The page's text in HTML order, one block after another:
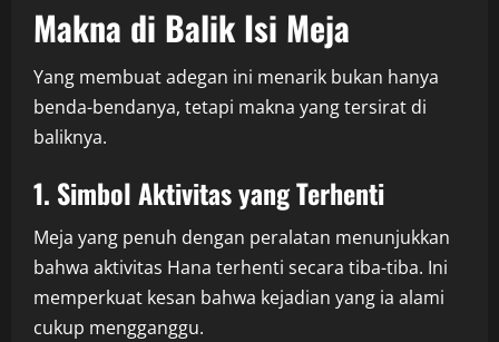
Makna di Balik Isi Meja
Yang membuat adegan ini menarik bukan hanya
benda-bendanya, tetapi makna yang tersirat di
baliknya.
1. Simbol Aktivitas yang Terhenti
Meja yang penuh dengan peralatan menunjukkan
bahwa aktivitas Hana terhenti secara tiba-tiba. Ini
memperkuat kesan bahwa kejadian yang ia alami
cukup mengganggu.